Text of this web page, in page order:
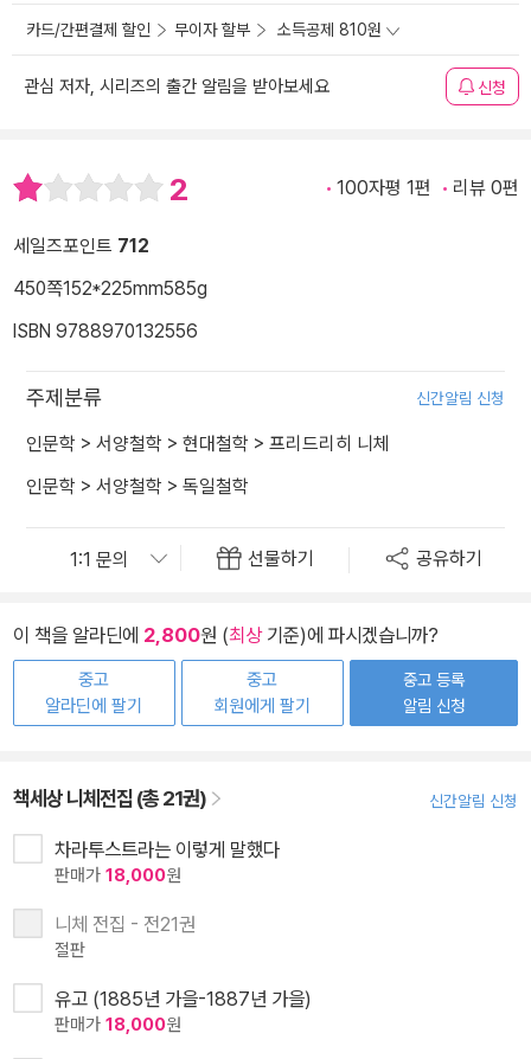
카드/간편결제 할인 무이자 할부 소득공제 810원
관심 저자, 시리즈의 출간 알림을 받아보세요 신청
2 100자평 1편 리뷰 0편
세일즈포인트 712
450쪽152*225mm585g
ISBN 9788970132556
주제분류 신간알림 신청
인문학 > 서양철학 > 현대철학 > 프리드리히 니체
인문학 > 서양철학 > 독일철학
선물하기 공유하기
이 책을 알라딘에 2,800원 (최상기준)에 파시겠습니까?
중고
알라딘에 팔기
중고
회원에게 팔기
중고 등록
알림 신청
책세상 니체전집 (총 21권) 신간알림 신청
차라투스트라는 이렇게 말했다
판매가 18,000원
니체 전집 - 전21권
절판
유고 (1885년 가을-1887년 가을)
판매가 18,000원